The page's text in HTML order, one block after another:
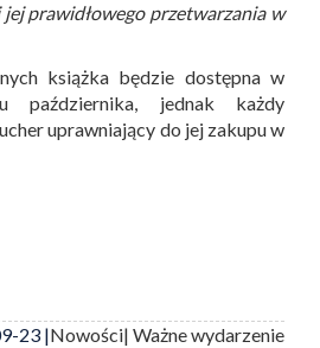
prawidłowego przetwarzania w
książka będzie dostępna w
października, jednak każdy
uprawniający do jej zakupu w
23 |Nowości| Ważne wydarzenie